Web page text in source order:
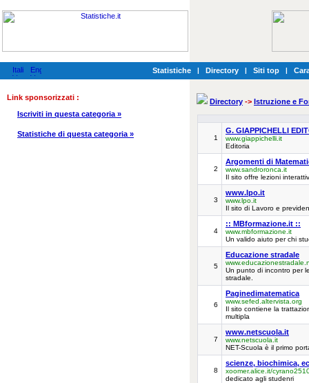
Statistiche | Directory | Siti top |
Link sponsorizzati :
Iscriviti in questa categoria »
Statistiche di questa categoria »
Directory -> Istruzione e
1
G. GIAPPICHELLI
www.giappichelli.it
Editoria
2
Argomenti di
www.sandroronca.it
Il sito offre lezioni
3
www.lpo.it
www.lpo.it
Il sito di Lavoro e
4
:: MBformazione.it ::
www.mbformazione.it
Un valido aiuto per chi
5
Educazione stradale
Un punto di incontro per
stradale.
6
Paginedimatematica
www.sefed.altervista.org
Il sito contiene la
multipla
7
www.netscuola.it
www.netscuola.it
NET-Scuola è il primo
8
scienze, biochimica,
xoomer.alice.it/
dedicato agli studenri